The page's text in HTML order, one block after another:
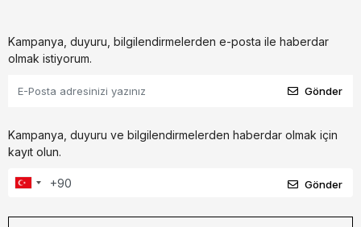
Kampanya, duyuru, bilgilendirmelerden e-posta ile haberdar
olmak istiyorum.
Gönder
Kampanya, duyuru ve bilgilendirmelerden haberdar olmak için
kayıt olun.
Gönder